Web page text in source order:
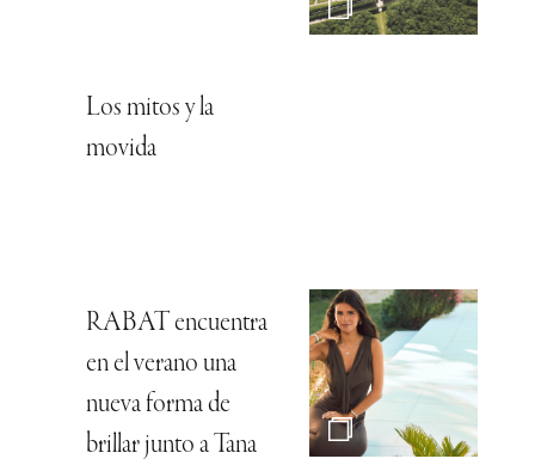
Los mitos y la
movida
RABAT encuentra
en el verano una
nueva forma de
brillar junto a Tana